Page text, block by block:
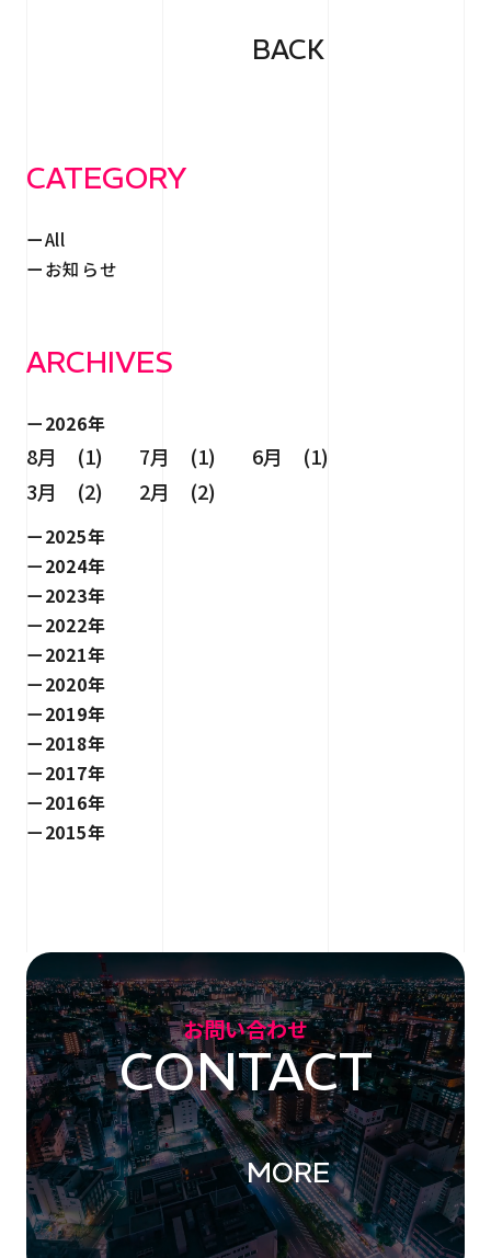
BACK
CATEGORY
All
お知らせ
ARCHIVES
2026年
8月 (1) 7月 (1)
6月 (1)
3月 (2)
2月 (2)
2025年
2024年
2023年
2022年
2021年
2020年
2019年
2018年
2017年
2016年
2015年
お問い合わせ
CONTACT
MORE